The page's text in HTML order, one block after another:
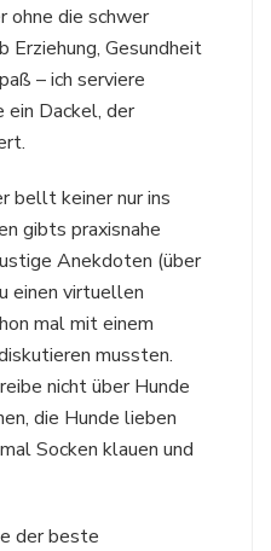
ohne die schwer
Erziehung, Gesundheit
– ich serviere
ein Dackel, der
bellt keiner nur ins
gibts praxisnahe
Anekdoten (über
einen virtuellen
mal mit einem
mussten.
nicht über Hunde
die Hunde lieben
Socken klauen und
der beste